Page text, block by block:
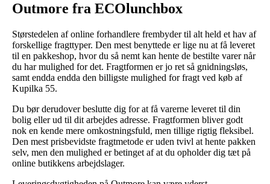
Outmore fra ECOlunchbox
Størstedelen af online forhandlere frembyder til alt held et hav af
forskellige fragttyper. Den mest benyttede er lige nu at få leveret
til en pakkeshop, hvor du så nemt kan hente de bestilte varer når
du har mulighed for det. Fragtformen er jo ret så gnidningsløs,
samt endda endda den billigste mulighed for fragt ved køb af
Kupilka 55.
Du bør derudover beslutte dig for at få varerne leveret til din
bolig eller ud til dit arbejdes adresse. Fragtformen bliver godt
nok en kende mere omkostningsfuld, men tillige rigtig fleksibel.
Den mest prisbevidste fragtmetode er uden tvivl at hente pakken
selv, men den mulighed er betinget af at du opholder dig tæt på
online butikkens arbejdslager.